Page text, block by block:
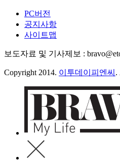
PC버전
공지사항
사이트맵
보도자료 및 기사제보 :
Copyright 2014. 이투데이피엔씨 .